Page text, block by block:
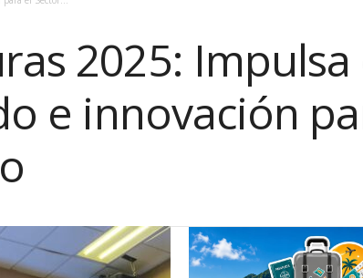
2025: Impulsa
e innovación